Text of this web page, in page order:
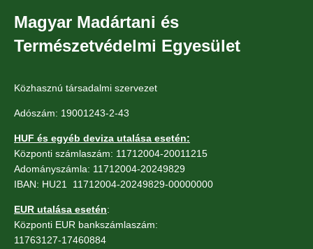
Magyar Madártani és
Természetvédelmi Egyesület
Közhasznú társadalmi szervezet
Adószám: 19001243-2-43
HUF és egyéb deviza utalása esetén:
Központi számlaszám: 11712004-20011215
Adományszámla: 11712004-20249829
IBAN: HU21 11712004-20249829-00000000
EUR utalása esetén:
Központi EUR bankszámlaszám:
11763127-17460884